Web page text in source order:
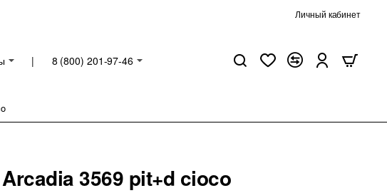
Личный кабинет
| 8 (800) 201-97-46
3569 pit+d cioco